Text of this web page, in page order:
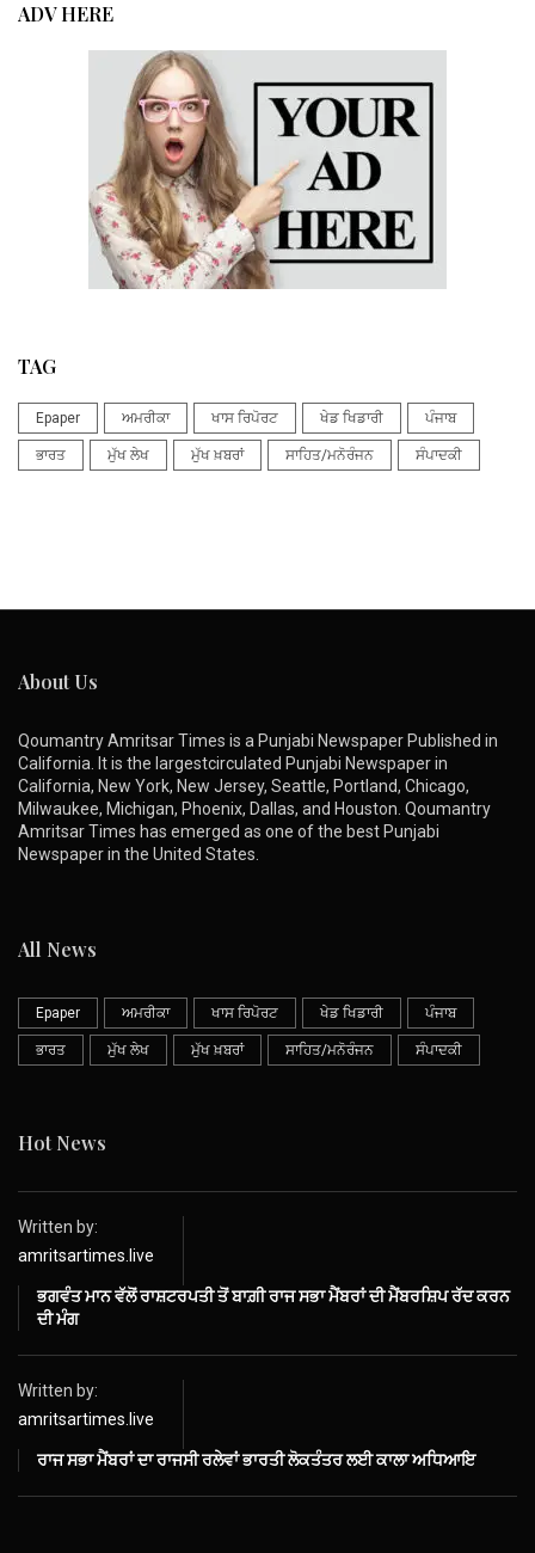
ADV HERE
TAG
Epaper ਅਮਰੀਕਾ ਖਾਸ ਰਿਪੋਰਟ ਖੇਡ ਖਿਡਾਰੀ ਪੰਜਾਬ
ਭਾਰਤ ਮੁੱਖ ਲੇਖ ਮੁੱਖ ਖ਼ਬਰਾਂ ਸਾਹਿਤ/ਮਨੋਰੰਜਨ ਸੰਪਾਦਕੀ
About Us
Qoumantry Amritsar Times is a Punjabi Newspaper Published in
California. It is the largestcirculated Punjabi Newspaper in
California, New York, New Jersey, Seattle, Portland, Chicago,
Milwaukee, Michigan, Phoenix, Dallas, and Houston. Qoumantry
Amritsar Times has emerged as one of the best Punjabi
Newspaper in the United States.
All News
Epaper ਅਮਰੀਕਾ ਖਾਸ ਰਿਪੋਰਟ ਖੇਡ ਖਿਡਾਰੀ ਪੰਜਾਬ
ਭਾਰਤ ਮੁੱਖ ਲੇਖ ਮੁੱਖ ਖ਼ਬਰਾਂ ਸਾਹਿਤ/ਮਨੋਰੰਜਨ ਸੰਪਾਦਕੀ
Hot News
Written by:
amritsartimes.live
ਭਗਵੰਤ ਮਾਨ ਵੱਲੋਂ ਰਾਸ਼ਟਰਪਤੀ ਤੋਂ ਬਾਗ਼ੀ ਰਾਜ ਸਭਾ ਮੈਂਬਰਾਂ ਦੀ ਮੈਂਬਰਸ਼ਿਪ ਰੱਦ ਕਰਨ
ਦੀ ਮੰਗ
Written by:
amritsartimes.live
ਰਾਜ ਸਭਾ ਮੈਂਬਰਾਂ ਦਾ ਰਾਜਸੀ ਰਲੇਵਾਂ ਭਾਰਤੀ ਲੋਕਤੰਤਰ ਲਈ ਕਾਲਾ ਅਧਿਆਇ